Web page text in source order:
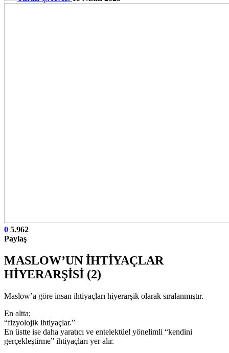
0 5.962
Paylaş
MASLOW’UN İHTİYAÇLAR
HİYERARŞİSİ (2)
Maslow’a göre insan ihtiyaçları hiyerarşik olarak sıralanmıştır.
En altta;
“fizyolojik ihtiyaçlar.”
En üstte ise daha yaratıcı ve entelektüel yönelimli “kendini
gerçekleştirme” ihtiyaçları yer alır.